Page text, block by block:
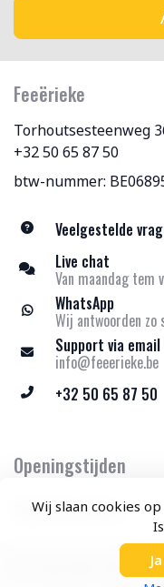
Wij slaan cookies
Ja
Feeërieke
Torhoutsesteenweg
+32 50 65 87 50
btw-nummer:
Veelgestelde
Live chat
Van maandag tem
WhatsApp
Wij antwoorden zo
Support via email
info@feeerieke.be
+32 50 65 87 50
Openingstijden
Klantenservice
© Copyright 2026